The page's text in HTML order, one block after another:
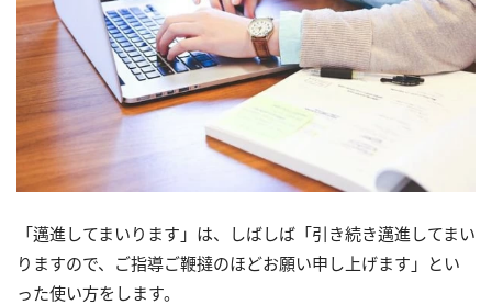
「邁進してまいります」は、しばしば「引き続き邁進してまい
りますので、ご指導ご鞭撻のほどお願い申し上げます」とい
った使い方をします。